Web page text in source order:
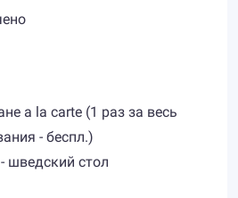
a la carte (1 раз за весь
- беспл.)
шведский стол